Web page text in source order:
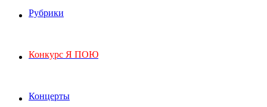
Рубрики
Конкурс Я ПОЮ
Концерты